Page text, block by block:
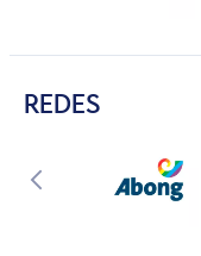
REDES